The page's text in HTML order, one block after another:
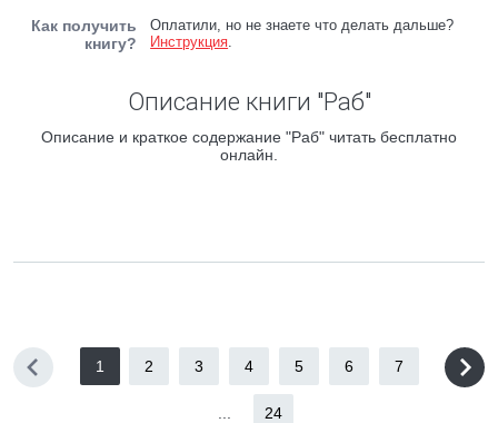
Как получить
книгу?
Оплатили, но не знаете что делать дальше?
Инструкция.
Описание книги "Раб"
Описание и краткое содержание "Раб" читать бесплатно
онлайн.
1 2 3 4 5 6 7
24